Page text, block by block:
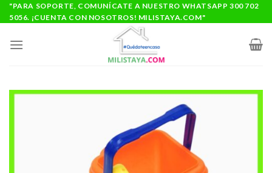
Saltar
al
"PARA SOPORTE, COMUNÍCATE A NUESTRO WHATSAPP 300 702
5056. ¡CUENTA CON NOSOTROS! MILISTAYA.COM"